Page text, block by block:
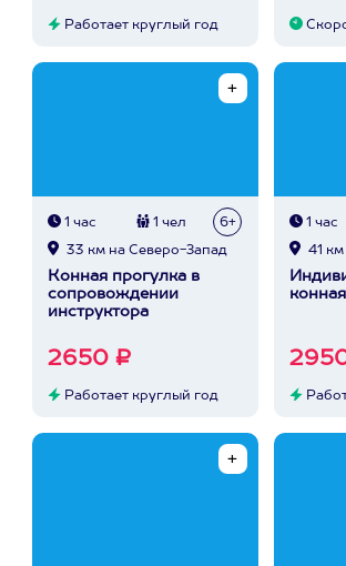
Работает круглый год
1 час 1 чел 6+
33 км на Северо-Запад
Конная прогулка в
сопровождении
инструктора
2650 ₽
Работает круглый год
1 час
41